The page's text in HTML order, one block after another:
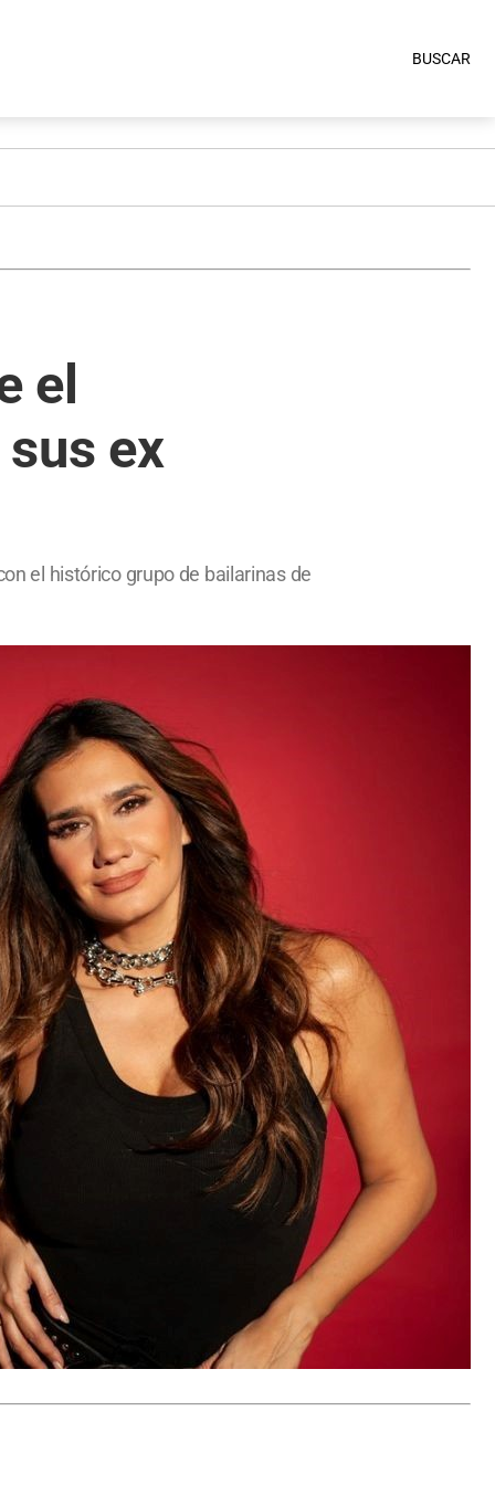
BUSCAR
el
ex
el histórico grupo de bailarinas de